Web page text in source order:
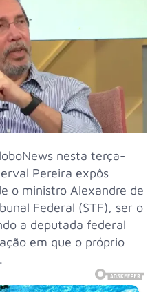
nesta terça-
Pereira expôs
o ministro Alexandre de
Federal (STF), ser o
a deputada federal
em que o próprio